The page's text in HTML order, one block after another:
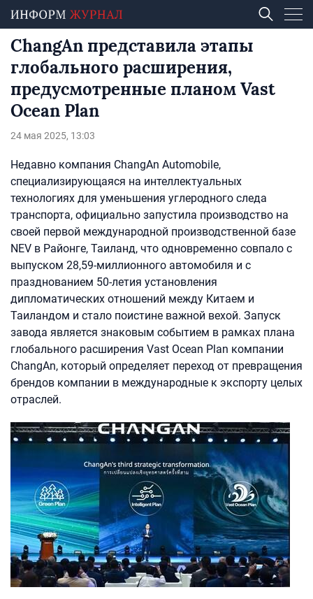
ChangAn представила этапы
глобального расширения,
предусмотренные планом Vast
Ocean Plan
24 мая 2025, 13:03
Недавно компания ChangAn Automobile,
специализирующаяся на интеллектуальных
технологиях для уменьшения углеродного следа
транспорта, официально запустила производство на
своей первой международной производственной базе
NEV в Районге, Таиланд, что одновременно совпало с
выпуском 28,59-миллионного автомобиля и с
празднованием 50-летия установления
дипломатических отношений между Китаем и
Таиландом и стало поистине важной вехой. Запуск
завода является знаковым событием в рамках плана
глобального расширения Vast Ocean Plan компании
ChangAn, который определяет переход от превращения
брендов компании в международные к экспорту целых
отраслей.